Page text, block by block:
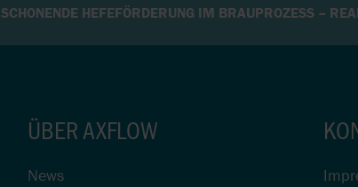
SCHONENDE HEFEFÖRDERUNG IM BRAUPROZESS –
ÜBER AXFLOW
News